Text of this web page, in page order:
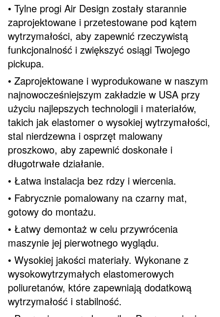
• Tylne progi Air Design zostały starannie
zaprojektowane i przetestowane pod kątem
wytrzymałości, aby zapewnić rzeczywistą
funkcjonalność i zwiększyć osiągi Twojego
pickupa.
• Zaprojektowane i wyprodukowane w naszym
najnowocześniejszym zakładzie w USA przy
użyciu najlepszych technologii i materiałów,
takich jak elastomer o wysokiej wytrzymałości,
stal nierdzewna i osprzęt malowany
proszkowo, aby zapewnić doskonałe i
długotrwałe działanie.
• Łatwa instalacja bez rdzy i wiercenia.
• Fabrycznie pomalowany na czarny mat,
gotowy do montażu.
• Łatwy demontaż w celu przywrócenia
maszynie jej pierwotnego wyglądu.
• Wysokiej jakości materiały. Wykonane z
wysokowytrzymałych elastomerowych
poliuretanów, które zapewniają dodatkową
wytrzymałość i stabilność.